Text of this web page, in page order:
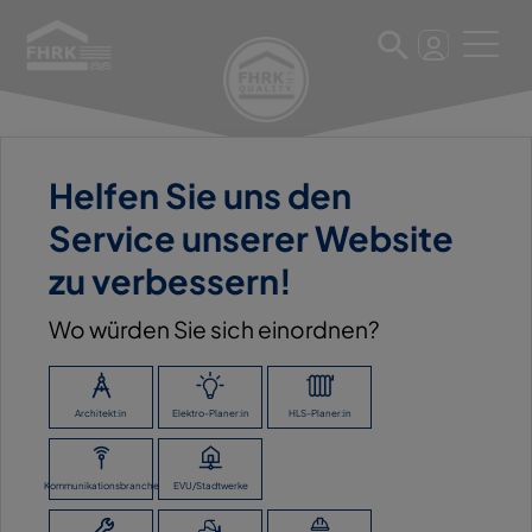
Helfen Sie uns den
Service unserer Website
zu verbessern!
Wo würden Sie sich einordnen?
Architekt:in Elektro-Planer:in HLS-Planer:in
Kommunikationsbranche EVU/Stadtwerke
11. März 2025
ERNST HASSELBRING GMBH
& CO. KG
ZURÜCK ZUR ÜBERSICHT